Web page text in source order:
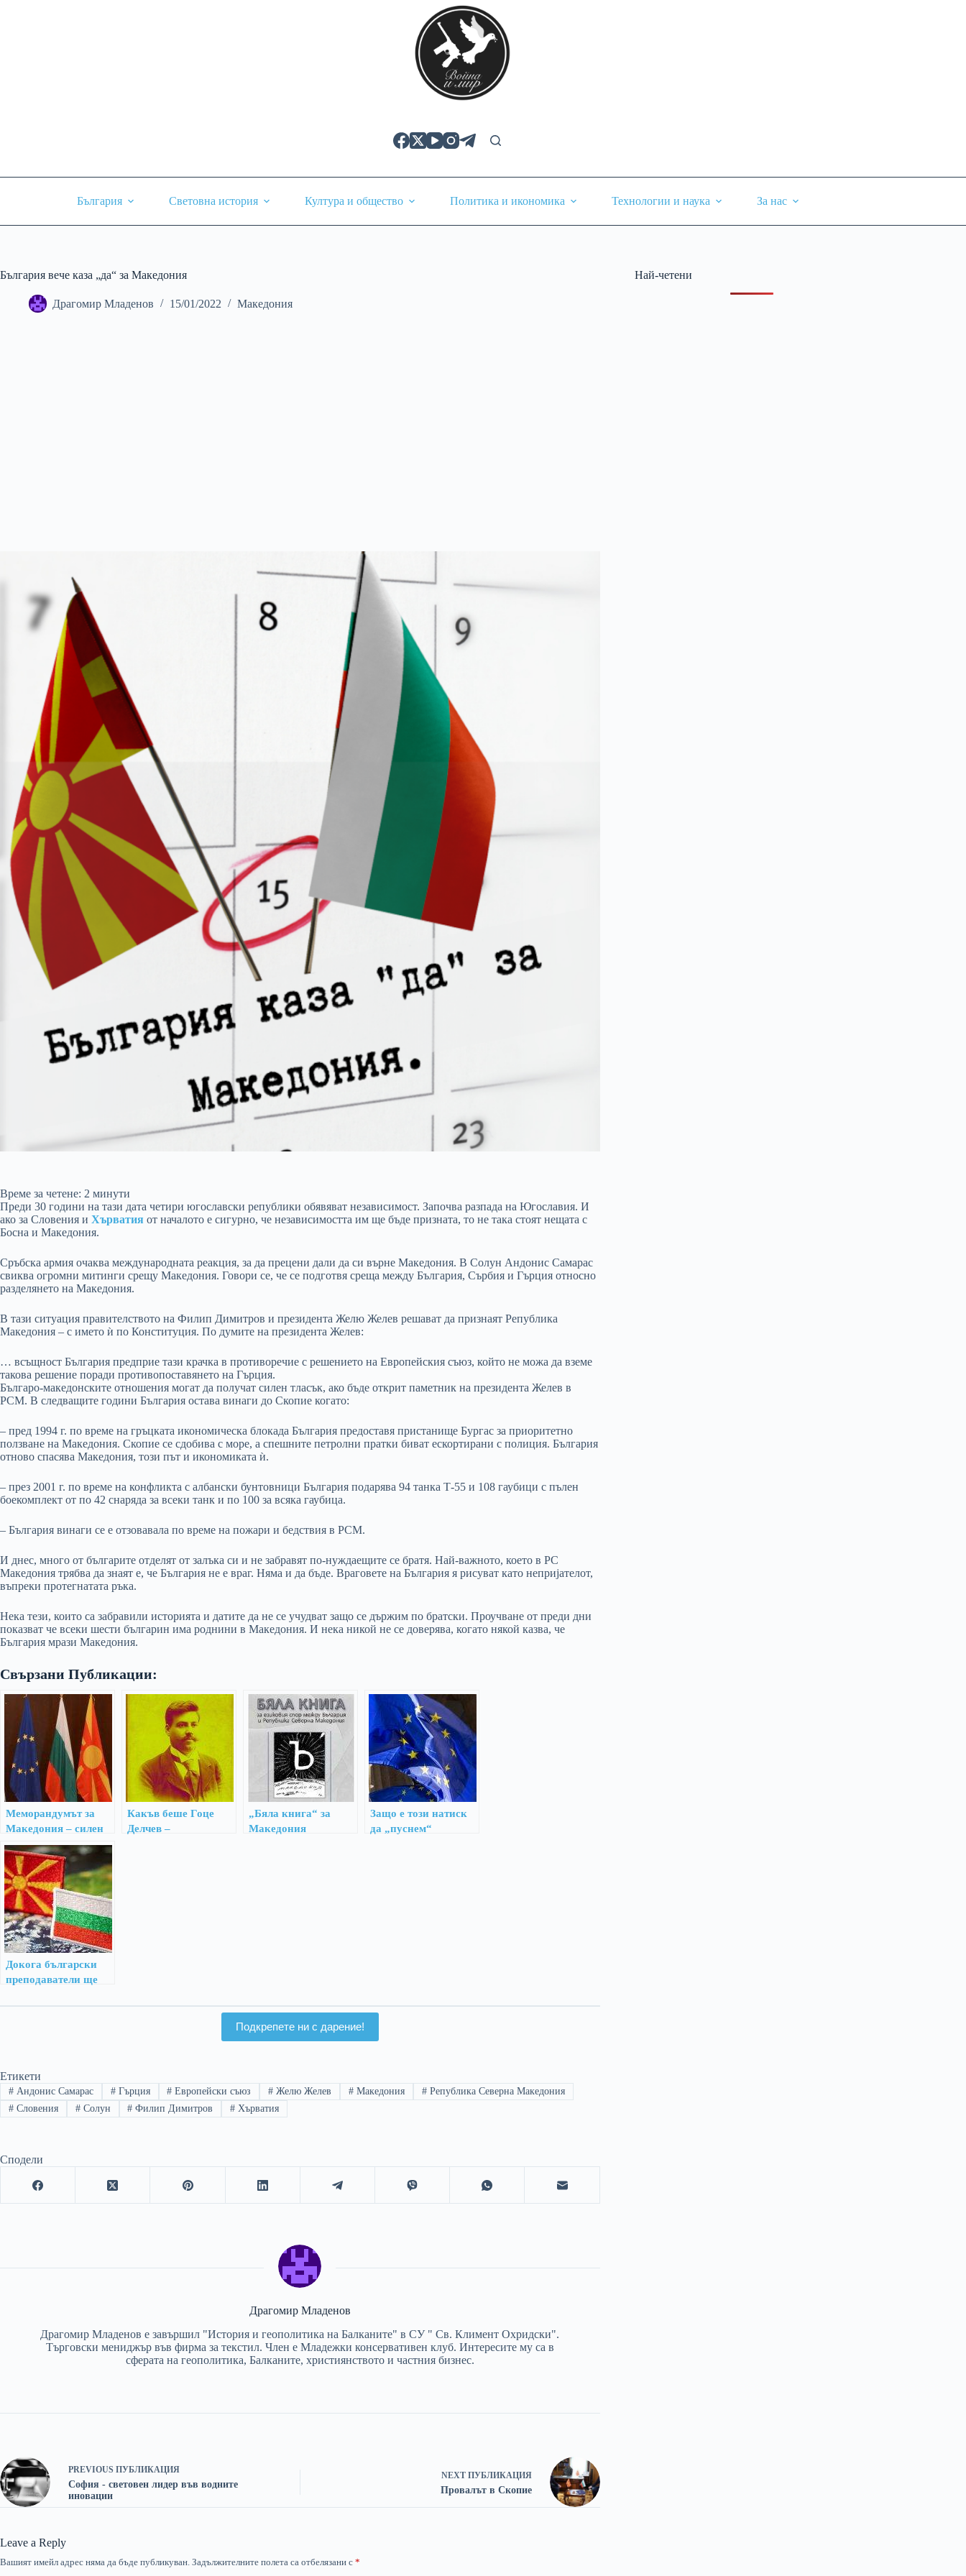
България Световна история Култура и общество Политика и икономика Технологии и наука За нас
България вече каза „да“ за Македония
Драгомир Младенов 15/01/2022 Македония
Време за четене: 2 минути
Преди 30 години на тази дата четири югославски републики обявяват независимост. Започва разпада на Югославия. И
ако за Словения и Хърватия от началото е сигурно, че независимостта им ще бъде призната, то не така стоят нещата с
Босна и Македония.
Сръбска армия очаква международната реакция, за да прецени дали да си върне Македония. В Солун Андонис Самарас
свиква огромни митинги срещу Македония. Говори се, че се подготвя среща между България, Сърбия и Гърция относно
разделянето на Македония.
В тази ситуация правителството на Филип Димитров и президента Желю Желев решават да признаят Република
Македония – с името ѝ по Конституция. По думите на президента Желев:
… всъщност България предприе тази крачка в противоречие с решението на Европейския съюз, който не можа да вземе
такова решение поради противопоставянето на Гърция.
Българо-македонските отношения могат да получат силен тласък, ако бъде открит паметник на президента Желев в
РСМ. В следващите години България остава винаги до Скопие когато:
– пред 1994 г. по време на гръцката икономическа блокада България предоставя пристанище Бургас за приоритетно
ползване на Македония. Скопие се сдобива с море, а спешните петролни пратки биват ескортирани с полиция. България
отново спасява Македония, този път и икономиката ѝ.
– през 2001 г. по време на конфликта с албански бунтовници България подарява 94 танка Т-55 и 108 гаубици с пълен
боекомплект от по 42 снаряда за всеки танк и по 100 за всяка гаубица.
– България винаги се е отзовавала по време на пожари и бедствия в РСМ.
И днес, много от българите отделят от залъка си и не забравят по-нуждаещите се братя. Най-важното, което в РС
Македония трябва да знаят е, че България не е враг. Няма и да бъде. Враговете на България я рисуват като непријателот,
въпреки протегнатата ръка.
Нека тези, които са забравили историята и датите да не се учудват защо се държим по братски. Проучване от преди дни
показват че всеки шести българин има роднини в Македония. И нека никой не се доверява, когато някой казва, че
България мрази Македония.
Свързани Публикации:
Меморандумът за
Македония – силен
коз или автогол
Какъв беше Гоце
Делчев –
„Бяла книга“ за
Македония
Защо е този натиск
да „пуснем“
Докога български
преподаватели ще
македонистки тези?
Подкрепете ни с дарение!
Етикети
#Андонис Самарас #Гърция # Европейски съюз # Желю Желев # Македония #Република Северна Македония
#Словения #Солун # Филип Димитров # Хърватия
Сподели
Драгомир Младенов
Драгомир Младенов е завършил "История и геополитика на Балканите" в СУ " Св. Климент Охридски".
Търговски мениджър във фирма за текстил. Член е Младежки консервативен клуб. Интересите му са в
сферата на геополитика, Балканите, християнството и частния бизнес.
PREVIOUS ПУБЛИКАЦИЯ
София - световен лидер във водните
иновации
NEXT ПУБЛИКАЦИЯ
Провалът в Скопие
Leave a Reply
Вашият имейл адрес няма да бъде публикуван. Задължителните полета са отбелязани с *
Най-четени